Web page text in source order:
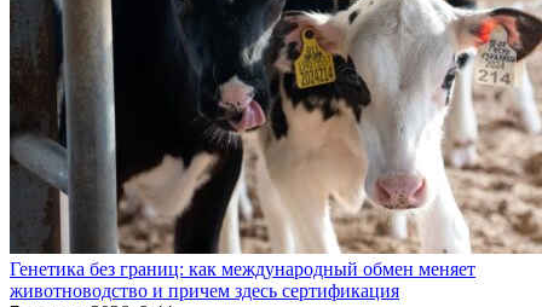
Генетика без границ: как международный обмен меняет
животноводство и причем здесь сертификация